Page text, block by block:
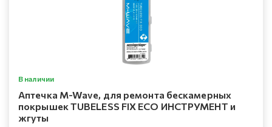
В наличии
Аптечка M-Wave, для ремонта бескамерных
покрышек TUBELESS FIX ECO ИНСТРУМЕНТ и
жгуты